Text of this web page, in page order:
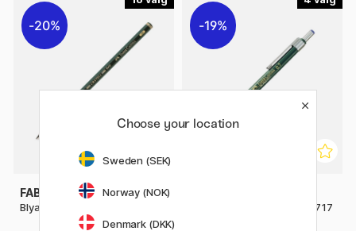
20%
FABER-CASTELL
Blyantpenn Castell 9000
19%
Mekanisk Blyant TK-Fine 9717
Choose your location
Sweden (SEK)
Norway (NOK)
Denmark (DKK)